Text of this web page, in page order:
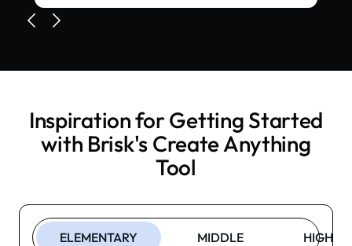
Inspiration for Getting Started
with Brisk's Create Anything
Tool
ELEMENTARY MIDDLE HIGH